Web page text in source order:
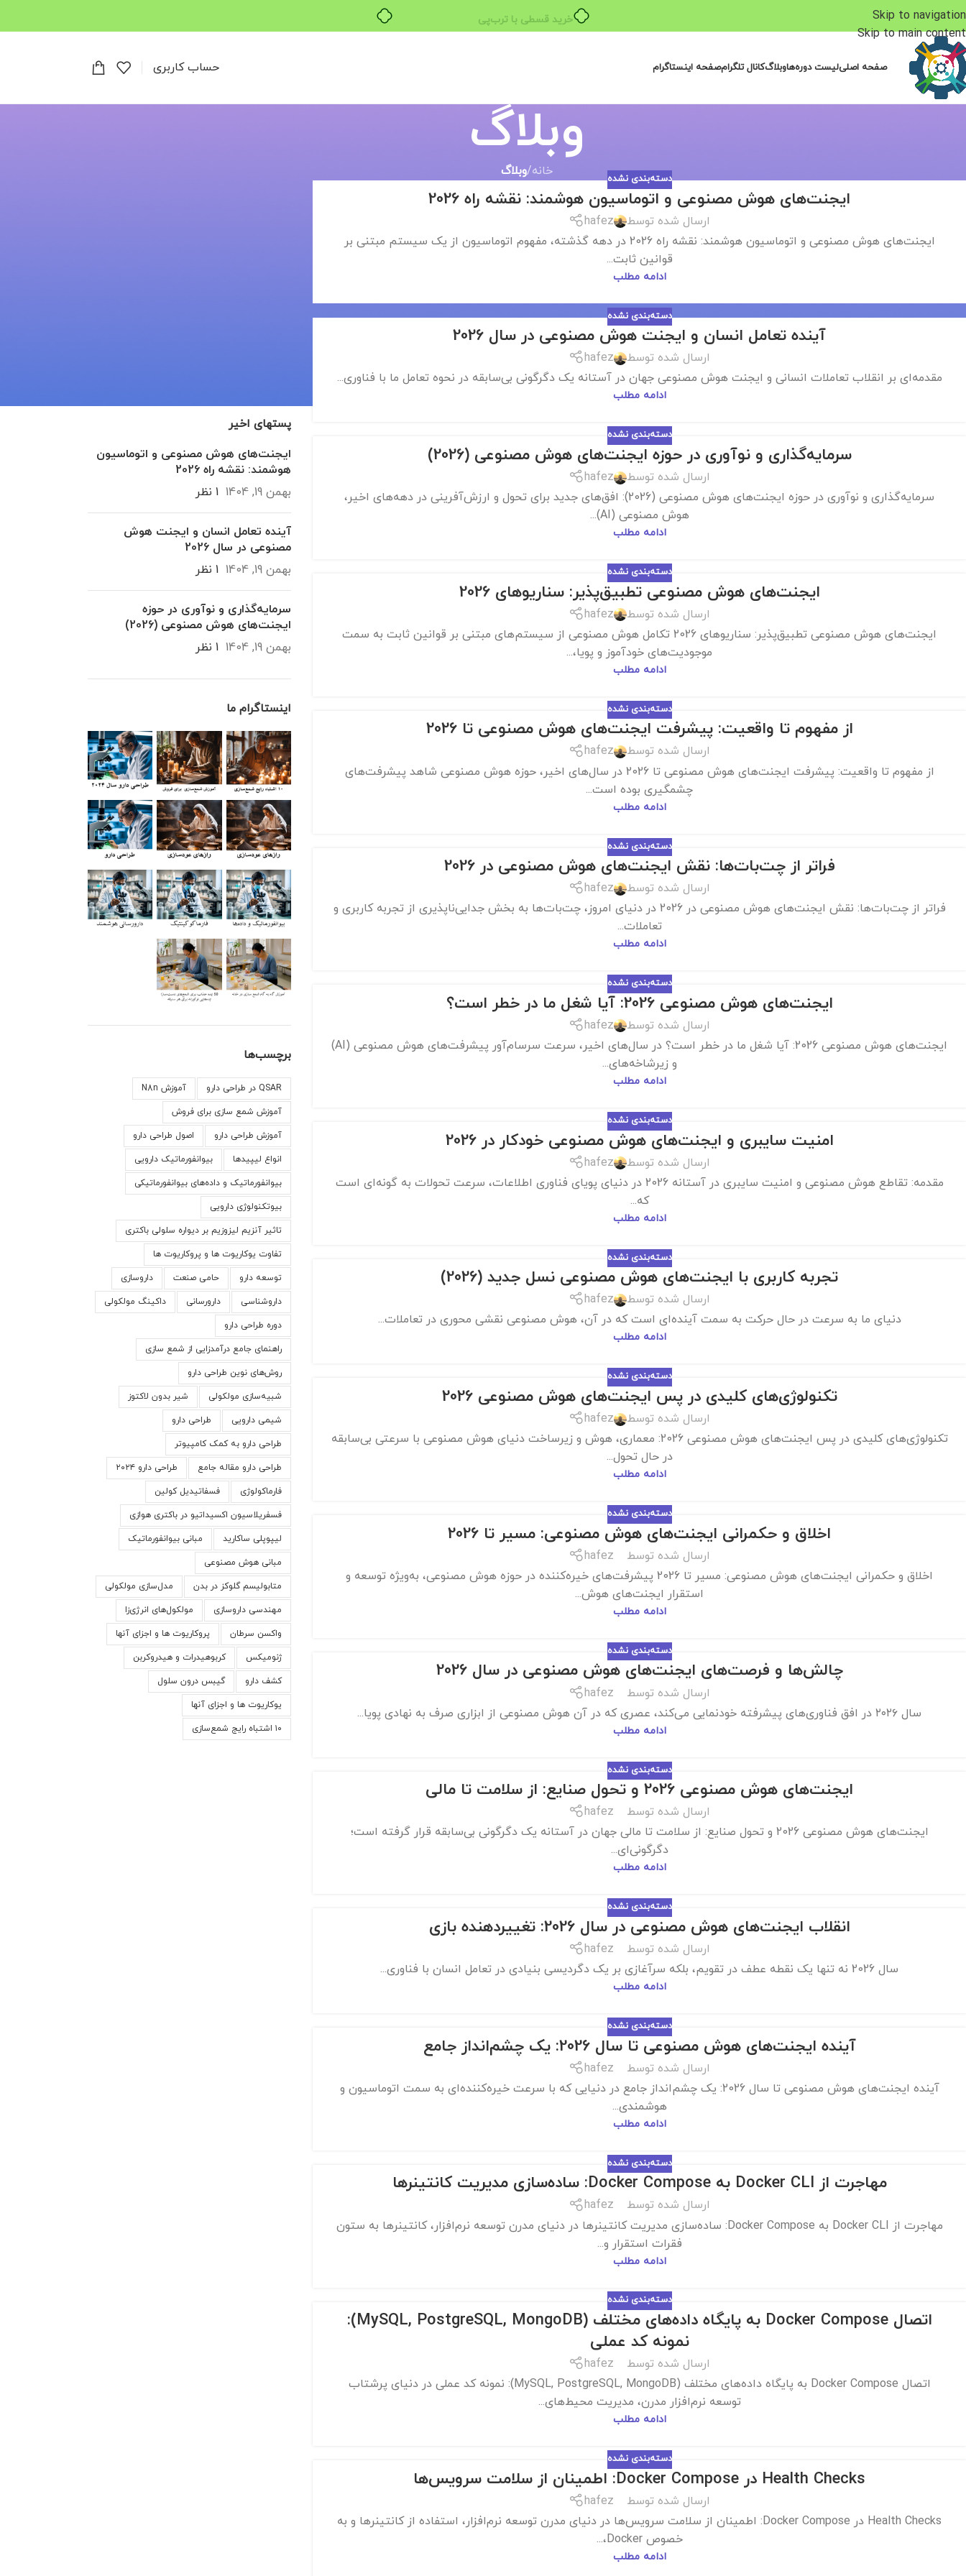
Skip to navigation
Skip to main content
صفحه اصلیلیست دوره‌هاوبلاگکانال تلگرامصفحه اینستاگرام حساب کاربری
وبلاگ
خانه/وبلاگ دسته‌بندی نشده
ایجنت‌های هوش مصنوعی و اتوماسیون هوشمند: نقشه راه 2026
ارسال شده توسط
hafez
ایجنت‌های هوش مصنوعی و اتوماسیون هوشمند: نقشه راه 2026 در دهه گذشته، مفهوم اتوماسیون از یک سیستم مبتنی بر
قوانین ثابت...
ادامه مطلب
دسته‌بندی نشده
آینده تعامل انسان و ایجنت هوش مصنوعی در سال 2026
ارسال شده توسط
hafez
مقدمه‌ای بر انقلاب تعاملات انسانی و ایجنت هوش مصنوعی جهان در آستانه یک دگرگونی بی‌سابقه در نحوه تعامل ما با فناوری...
ادامه مطلب
دسته‌بندی نشده
سرمایه‌گذاری و نوآوری در حوزه ایجنت‌های هوش مصنوعی (2026)
ارسال شده توسط
hafez
سرمایه‌گذاری و نوآوری در حوزه ایجنت‌های هوش مصنوعی (2026): افق‌های جدید برای تحول و ارزش‌آفرینی در دهه‌های اخیر،
هوش مصنوعی (AI)...
ادامه مطلب
دسته‌بندی نشده
ایجنت‌های هوش مصنوعی تطبیق‌پذیر: سناریوهای 2026
ارسال شده توسط
hafez
ایجنت‌های هوش مصنوعی تطبیق‌پذیر: سناریوهای 2026 تکامل هوش مصنوعی از سیستم‌های مبتنی بر قوانین ثابت به سمت
موجودیت‌های خودآموز و پویا،...
ادامه مطلب
دسته‌بندی نشده
از مفهوم تا واقعیت: پیشرفت ایجنت‌های هوش مصنوعی تا 2026
ارسال شده توسط
hafez
از مفهوم تا واقعیت: پیشرفت ایجنت‌های هوش مصنوعی تا 2026 در سال‌های اخیر، حوزه هوش مصنوعی شاهد پیشرفت‌های
چشمگیری بوده است...
ادامه مطلب
دسته‌بندی نشده
فراتر از چت‌بات‌ها: نقش ایجنت‌های هوش مصنوعی در 2026
ارسال شده توسط
hafez
فراتر از چت‌بات‌ها: نقش ایجنت‌های هوش مصنوعی در 2026 در دنیای امروز، چت‌بات‌ها به بخش جدایی‌ناپذیری از تجربه کاربری و
تعاملات...
ادامه مطلب
دسته‌بندی نشده
ایجنت‌های هوش مصنوعی 2026: آیا شغل ما در خطر است؟
ارسال شده توسط
hafez
ایجنت‌های هوش مصنوعی 2026: آیا شغل ما در خطر است؟ در سال‌های اخیر، سرعت سرسام‌آور پیشرفت‌های هوش مصنوعی (AI)
و زیرشاخه‌های...
ادامه مطلب
دسته‌بندی نشده
امنیت سایبری و ایجنت‌های هوش مصنوعی خودکار در 2026
ارسال شده توسط
hafez
مقدمه: تقاطع هوش مصنوعی و امنیت سایبری در آستانه 2026 در دنیای پویای فناوری اطلاعات، سرعت تحولات به گونه‌ای است
که...
ادامه مطلب
دسته‌بندی نشده
تجربه کاربری با ایجنت‌های هوش مصنوعی نسل جدید (2026)
ارسال شده توسط
hafez
دنیای ما به سرعت در حال حرکت به سمت آینده‌ای است که در آن، هوش مصنوعی نقشی محوری در تعاملات...
ادامه مطلب
دسته‌بندی نشده
تکنولوژی‌های کلیدی در پس ایجنت‌های هوش مصنوعی 2026
ارسال شده توسط
hafez
تکنولوژی‌های کلیدی در پس ایجنت‌های هوش مصنوعی 2026: معماری، هوش و زیرساخت دنیای هوش مصنوعی با سرعتی بی‌سابقه
در حال تحول...
ادامه مطلب
دسته‌بندی نشده
اخلاق و حکمرانی ایجنت‌های هوش مصنوعی: مسیر تا 2026
ارسال شده توسط
hafez
اخلاق و حکمرانی ایجنت‌های هوش مصنوعی: مسیر تا 2026 پیشرفت‌های خیره‌کننده در حوزه هوش مصنوعی، به‌ویژه توسعه و
استقرار ایجنت‌های هوش...
ادامه مطلب
دسته‌بندی نشده
چالش‌ها و فرصت‌های ایجنت‌های هوش مصنوعی در سال 2026
ارسال شده توسط
hafez
سال ۲۰۲۶ در افق فناوری‌های پیشرفته خودنمایی می‌کند، عصری که در آن هوش مصنوعی از ابزاری صرف به نهادی پویا...
ادامه مطلب
دسته‌بندی نشده
ایجنت‌های هوش مصنوعی 2026 و تحول صنایع: از سلامت تا مالی
ارسال شده توسط
hafez
ایجنت‌های هوش مصنوعی 2026 و تحول صنایع: از سلامت تا مالی جهان در آستانه یک دگرگونی بی‌سابقه قرار گرفته است؛
دگرگونی‌ای...
ادامه مطلب
دسته‌بندی نشده
انقلاب ایجنت‌های هوش مصنوعی در سال 2026: تغییردهنده بازی
ارسال شده توسط
hafez
سال 2026 نه تنها یک نقطه عطف در تقویم، بلکه سرآغازی بر یک دگردیسی بنیادی در تعامل انسان با فناوری...
ادامه مطلب
دسته‌بندی نشده
آینده ایجنت‌های هوش مصنوعی تا سال 2026: یک چشم‌انداز جامع
ارسال شده توسط
hafez
آینده ایجنت‌های هوش مصنوعی تا سال 2026: یک چشم‌انداز جامع در دنیایی که با سرعت خیره‌کننده‌ای به سمت اتوماسیون و
هوشمندی...
ادامه مطلب
دسته‌بندی نشده
مهاجرت از Docker CLI به Docker Compose: ساده‌سازی مدیریت کانتینرها
ارسال شده توسط
hafez
مهاجرت از Docker CLI به Docker Compose: ساده‌سازی مدیریت کانتینرها در دنیای مدرن توسعه نرم‌افزار، کانتینرها به ستون
فقرات استقرار و...
ادامه مطلب
دسته‌بندی نشده
اتصال Docker Compose به پایگاه داده‌های مختلف (MySQL, PostgreSQL, MongoDB):
نمونه کد عملی
ارسال شده توسط
hafez
اتصال Docker Compose به پایگاه داده‌های مختلف (MySQL, PostgreSQL, MongoDB): نمونه کد عملی در دنیای پرشتاب
توسعه نرم‌افزار مدرن، مدیریت محیط‌های...
ادامه مطلب
دسته‌بندی نشده
Health Checks در Docker Compose: اطمینان از سلامت سرویس‌ها
ارسال شده توسط
hafez
Health Checks در Docker Compose: اطمینان از سلامت سرویس‌ها در دنیای مدرن توسعه نرم‌افزار، استفاده از کانتینرها و به
خصوص Docker،...
ادامه مطلب
پستهای اخیر
ایجنت‌های هوش مصنوعی و اتوماسیون
هوشمند: نقشه راه 2026
بهمن 19, 1404
1 نظر
آینده تعامل انسان و ایجنت هوش
مصنوعی در سال 2026
بهمن 19, 1404
1 نظر
سرمایه‌گذاری و نوآوری در حوزه
ایجنت‌های هوش مصنوعی (2026)
بهمن 19, 1404
1 نظر
اینستاگرام ما
برچسب‌ها
QSAR در طراحی دارو آموزش N8n
آموزش شمع سازی برای فروش
آموزش طراحی دارو اصول طراحی دارو
انواع لیپید‌ها بیوانفورماتیک دارویی
بیوانفورماتیک و داده‌های بیوانفورماتیکی
بیوتکنولوژی دارویی
تاثیر آنزیم لیزوزیم بر دیواره سلولی باکتری
تفاوت یوکاریوت ها و پروکاریوت ها
توسعه دارو حامی صنعت داروسازی
داروشناسی دارو‌رسانی داکینگ مولکولی
دوره طراحی دارو
راهنمای جامع درآمدزایی از شمع سازی
روش‌های نوین طراحی دارو
شبیه‌سازی مولکولی شیر بدون لاکتوز
شیمی دارویی طراحی دارو
طراحی دارو به کمک کامپیوتر
طراحی دارو مقاله جامع طراحی دارو ۲۰۲۴
فارماکولوژی فسفاتیدیل کولین
فسفریلاسیون اکسیداتیو در باکتری هوازی
لیپوپلی ساکارید مبانی بیوانفورماتیک
مبانی هوش مصنوعی
متابولیسم گلوکز در بدن مدل‌سازی مولکولی
مهندسی داروسازی مولکول‌های انرژی‌زا
واکسن سرطان پروکاریوت ها و اجزای آنها
ژنومیکس کربوهیدرات و هیدروکربن
کشف دارو گیبس درون سلول
یوکاریوت ها و اجزای آنها
۱۰ اشتباه رایج شمع‌سازی